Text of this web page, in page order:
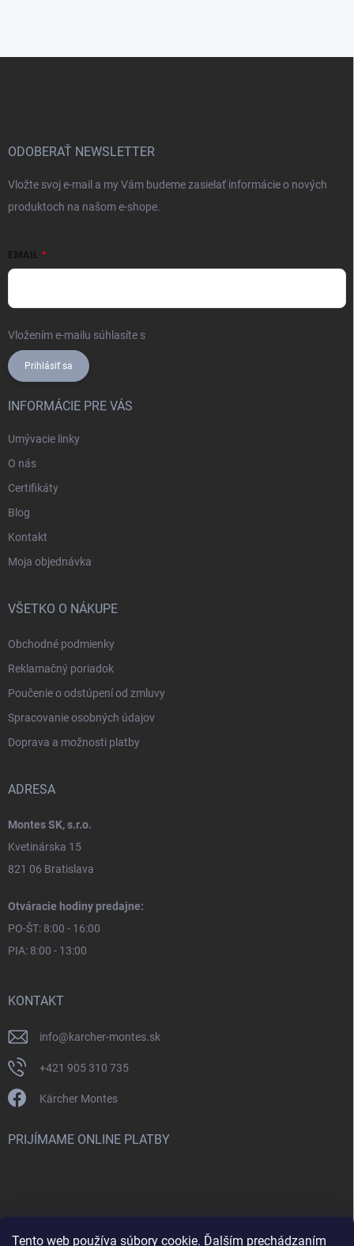
Tento web používa súbory cookie. Ďalším prechádzaním
ODOBERAŤ NEWSLETTER
Vložte svoj e-mail a my Vám budeme zasielať informácie o nových
produktoch na našom e-shope.
EMAIL
Vložením e-mailu súhlasíte s
Prihlásiť sa
INFORMÁCIE PRE VÁS
Umývacie linky
O nás
Certifikáty
Blog
Kontakt
Moja objednávka
VŠETKO O NÁKUPE
Obchodné podmienky
Reklamačný poriadok
Poučenie o odstúpení od zmluvy
Spracovanie osobných údajov
Doprava a možnosti platby
ADRESA
Montes SK, s.r.o.
Kvetinárska 15
821 06 Bratislava
Otváracie hodiny predajne:
PO-ŠT: 8:00 - 16:00
PIA: 8:00 - 13:00
KONTAKT
info@karcher-montes.sk
+421 905 310 735
Kärcher Montes
PRIJÍMAME ONLINE PLATBY